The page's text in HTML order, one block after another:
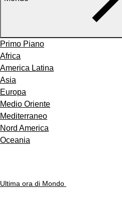
Primo Piano
Africa
America Latina
Asia
Europa
Medio Oriente
Mediterraneo
Nord America
Oceania
Ultima ora di Mondo